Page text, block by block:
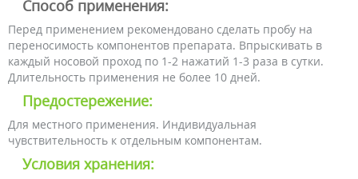
Способ применения:
Перед применением рекомендовано сделать пробу на
переносимость компонентов препарата. Впрыскивать в
каждый носовой проход по 1-2 нажатий 1-3 раза в сутки.
Длительность применения не более 10 дней.
Предостережение:
Для местного применения. Индивидуальная
чувствительность к отдельным компонентам.
Условия хранения: